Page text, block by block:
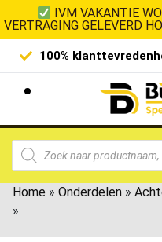
IVM VAKANTIE
VERTRAGING GELEVERD
100%
Home » Onderdelen »
»